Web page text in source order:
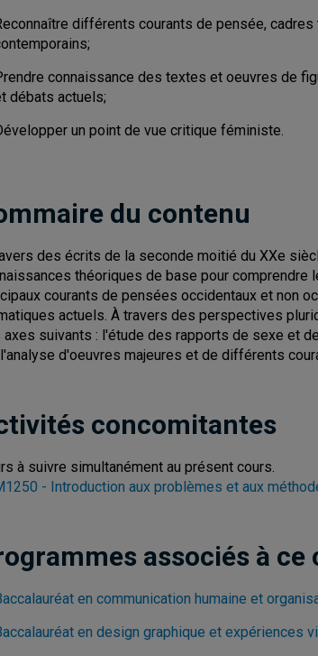
différents courants de pensée,
connaissance des textes et oeuvres de
débats actuels;
un point de vue critique féministe.
du contenu
des écrits de la seconde moitié du XXe
théoriques de base pour
courants de pensées occidentaux et non
actuels. À travers des perspectives
axes suivants : l'étude des rapports de sexe et
d'oeuvres majeures et de différents
concomitantes
à suivre simultanément au présent cours.
- Introduction aux problèmes et aux
associés à ce
en communication humaine et
en design graphique et expériences